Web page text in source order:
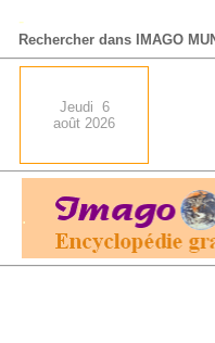
-
Rechercher dans IMAGO
Jeudi 6
août 2026
.